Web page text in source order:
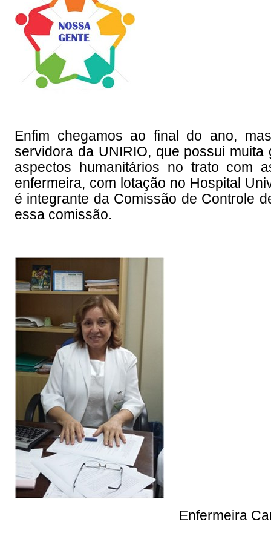
Enfim chegamos ao final do ano,
servidora da UNIRIO, que possui
aspectos humanitários no trato com
enfermeira, com lotação no Hospital
é integrante da Comissão de Controle
essa comissão.
Enfermeira